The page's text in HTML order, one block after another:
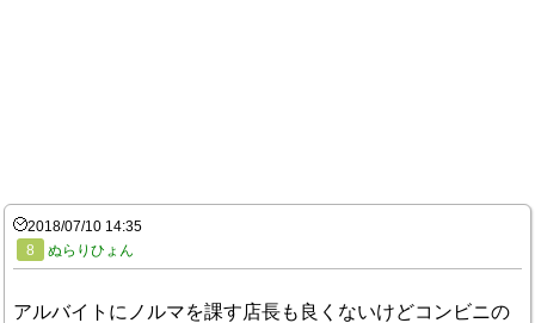
2018/07/10 14:35
8
ぬらりひょん
アルバイトにノルマを課す店長も良くないけどコンビニの